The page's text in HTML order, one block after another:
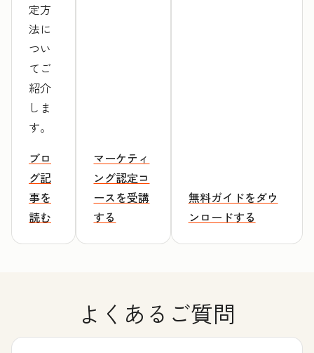
定方
法に
つい
てご
紹介
しま
す。
ブロ
グ記
事を
読む
マーケティ
ング認定コ
ースを受講
する
無料ガイドをダウ
ンロードする
よくあるご質問